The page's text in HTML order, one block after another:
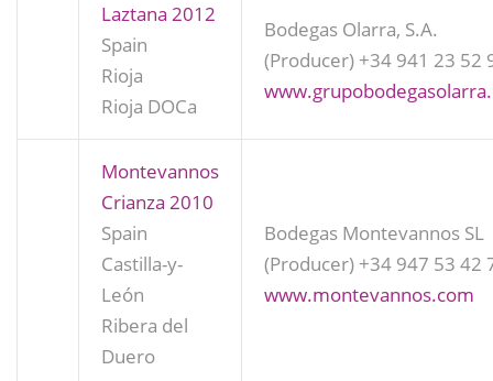
Laztana 2012
Spain
Rioja
Rioja DOCa
Bodegas Olarra, S.A.
(Producer) +34 941 23 52
Montevannos
Crianza 2010
Spain
Castilla-y-
León
Ribera del
Duero
Bodegas Montevannos SL
(Producer) +34 947 53 42
www.montevannos.com